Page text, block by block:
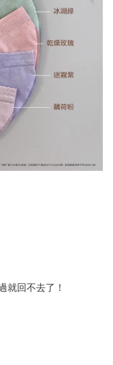
就回不去了！